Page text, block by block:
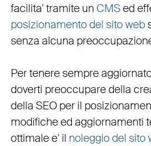
facilita' tramite un CMSed
posizionamento del sito web
senza alcuna
Per tenere sempre
doverti preoccupare della
della SEOper il
modifiche ed aggiornamenti
ottimale e' il noleggio del sito